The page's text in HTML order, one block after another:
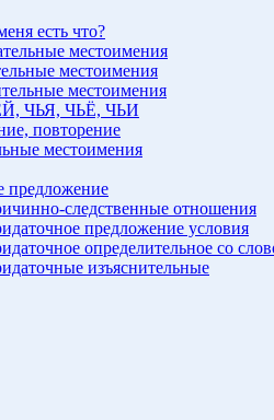
есть что?
местоимения
местоимения
местоимения
ЧЬЯ, ЧЬЁ, ЧЬИ
повторение
местоимения
предложение
следственные отношения
предложение условия
определительное со
изъяснительные